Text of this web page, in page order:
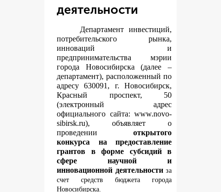
деятельности
Департамент инвестиций,
потребительского рынка,
инноваций и
предпринимательства мэрии
города Новосибирска (далее –
департамент), расположенный по
адресу 630091, г. Новосибирск,
Красный проспект, 50
(электронный адрес
официального сайта: www.novo-
sibirsk.ru), объявляет о
проведении открытого
конкурса на предоставление
грантов в форме субсидий в
сфере научной и
инновационной деятельностиза
счет средств бюджета города
Новосибирска.